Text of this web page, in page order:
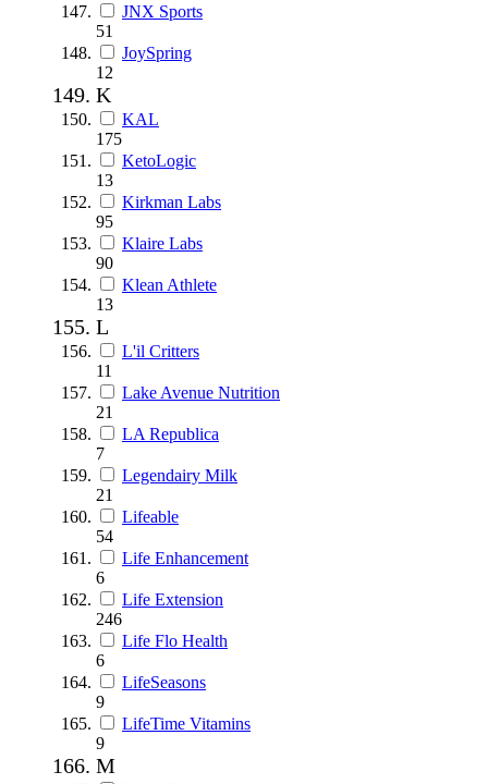
JNX Sports
51
JoySpring
12
K
KAL
175
KetoLogic
13
Kirkman Labs
95
Klaire Labs
90
Klean Athlete
13
L
L'il Critters
11
Lake Avenue Nutrition
21
LA Republica
7
Legendairy Milk
21
Lifeable
54
Life Enhancement
6
Life Extension
246
Life Flo Health
6
LifeSeasons
9
LifeTime Vitamins
9
M